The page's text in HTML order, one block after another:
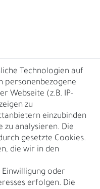
Technologien auf
personenbezogene
Webseite (z.B. IP-
zu
einzubinden
zu analysieren. Die
gesetzte Cookies.
die wir in den
oder
erfolgen. Die